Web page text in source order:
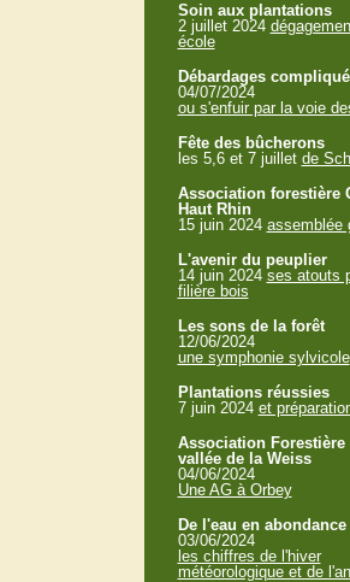
Soin aux plantations
2 juillet 2024
école
Débardages
04/07/2024
ou s'enfuir par la voie
Fête des bûcherons
les 5,6 et 7 juillet de
Association forestière
Haut Rhin
15 juin 2024 assemblée
L'avenir du peuplier
14 juin 2024 ses atouts
filière bois
Les sons de la forêt
12/06/2024
une symphonie sylvicole
Plantations réussies
7 juin 2024 et
Association Forestière
vallée de la Weiss
04/06/2024
Une AG à Orbey
De l'eau en abondance
03/06/2024
les chiffres de l'hiver
météorologique et de